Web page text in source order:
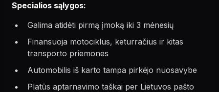
Specialios sąlygos:
Galima atidėti pirmą įmoką iki 3 mėnesių
Finansuoja motociklus, keturračius ir kitas
transporto priemones
Automobilis iš karto tampa pirkėjo nuosavybe
Platūs aptarnavimo taškai per Lietuvos pašto